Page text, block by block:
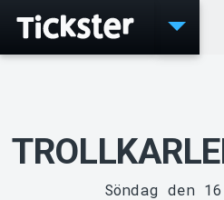
Söndag den